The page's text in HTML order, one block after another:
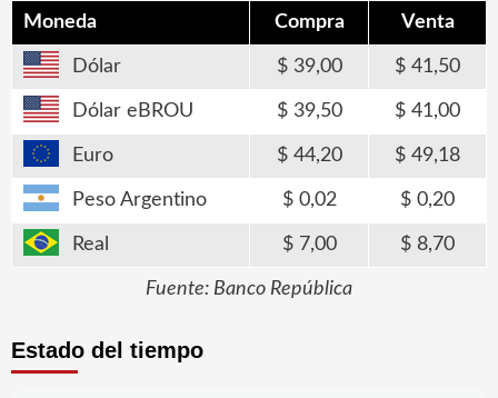
Moneda Compra Venta
Dólar 39,00 41,50
Dólar eBROU 39,50 41,00
Euro 44,20 49,18
Peso Argentino 0,02 0,20
Real 7,00 8,70
Fuente: Banco República
Estado del tiempo